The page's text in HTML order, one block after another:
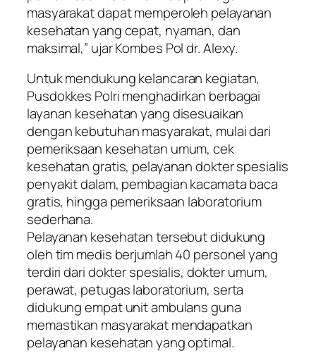
masyarakat dapat memperoleh pelayanan
kesehatan yang cepat, nyaman, dan
maksimal,” ujar Kombes Pol dr. Alexy.
Untuk mendukung kelancaran kegiatan,
Pusdokkes Polri menghadirkan berbagai
layanan kesehatan yang disesuaikan
dengan kebutuhan masyarakat, mulai dari
pemeriksaan kesehatan umum, cek
kesehatan gratis, pelayanan dokter spesialis
penyakit dalam, pembagian kacamata baca
gratis, hingga pemeriksaan laboratorium
sederhana.
Pelayanan kesehatan tersebut didukung
oleh tim medis berjumlah 40 personel yang
terdiri dari dokter spesialis, dokter umum,
perawat, petugas laboratorium, serta
didukung empat unit ambulans guna
memastikan masyarakat mendapatkan
pelayanan kesehatan yang optimal.